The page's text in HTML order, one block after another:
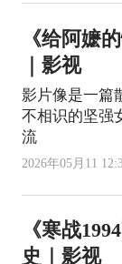
《给阿嬷
｜影视
影片像是一篇
不相识的坚强
流
2026年05月11
《寒战
史｜影视